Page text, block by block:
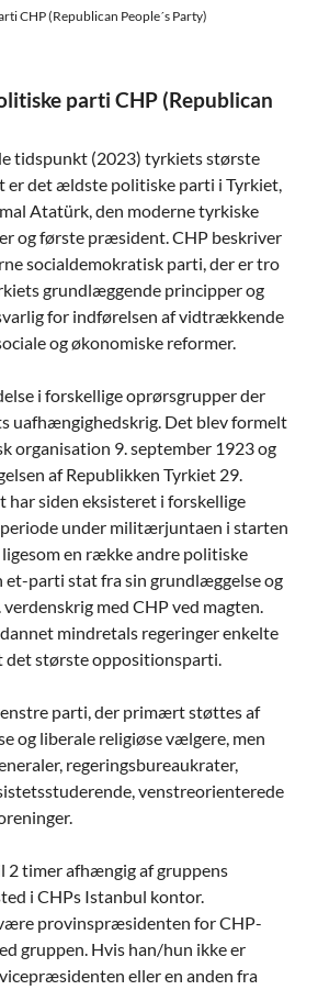
CHP (Republican People´s Party)
parti CHP (Republican
tidspunkt (2023) tyrkiets største
er det ældste politiske parti i Tyrkiet,
Atatürk, den moderne tyrkiske
og første præsident. CHP beskriver
socialdemokratisk parti, der er tro
grundlæggende principper og
for indførelsen af vidtrækkende
og økonomiske reformer.
i forskellige oprørsgrupper der
uafhængighedskrig. Det blev formelt
organisation 9. september 1923 og
af Republikken Tyrkiet 29.
har siden eksisteret i forskellige
periode under militærjuntaen i starten
en række andre politiske
et-parti stat fra sin grundlæggelse og
med CHP ved magten.
mindretals regeringer enkelte
det største oppositionsparti.
parti, der primært støttes af
og liberale religiøse vælgere, men
regeringsbureaukrater,
venstreorienterede
2 timer afhængig af gruppens
i CHPs Istanbul kontor.
provinspræsidenten for CHP-
gruppen. Hvis han/hun ikke er
eller en anden fra